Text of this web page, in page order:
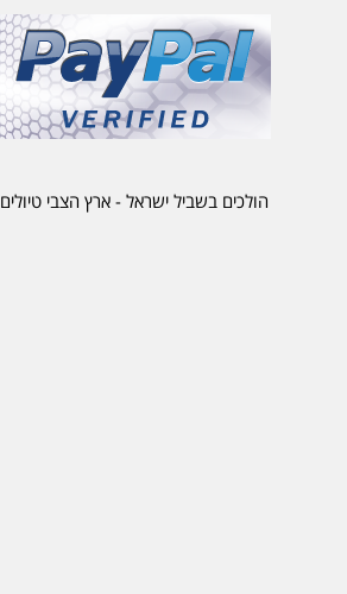
הולכים בשביל ישראל - ארץ הצבי טיולים